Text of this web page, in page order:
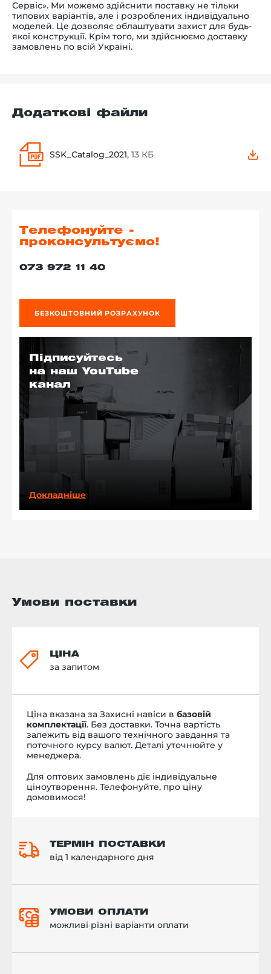
Сервіс». Ми можемо здійснити поставку не тільки
типових варіантів, але і розроблених індивідуально
моделей. Це дозволяє облаштувати захист для будь-
якої конструкції. Крім того, ми здійснюємо доставку
замовлень по всій Україні.
Додаткові файли
SSK_Catalog_2021, 13 КБ
Телефонуйте -
проконсультуємо!
073 972 11 40
БЕЗКОШТОВНИЙ РОЗРАХУНОК
Підписуйтесь
на наш YouTube
канал
Докладніше
Умови поставки
ЦІНА
за запитом
Ціна вказана за Захисні навіси в базовій
комплектації. Без доставки. Точна вартість
залежить від вашого технічного завдання та
поточного курсу валют. Деталі уточнюйте у
менеджера.
Для оптових замовлень діє індивідуальне
ціноутворення. Телефонуйте, про ціну
домовимося!
ТЕРМІН ПОСТАВКИ
від 1 календарного дня
УМОВИ ОПЛАТИ
можливі різні варіанти оплати